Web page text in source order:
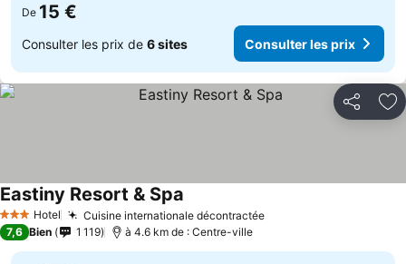
De 15 €
Consulter les prix de 6 sites Consulter les prix
Partager
3 ÉtoilesHotel Cuisine internationale décontractée
Eastiny Resort & Spa
7,6 Bien 1 119 à 4.6 km de : Centre-ville